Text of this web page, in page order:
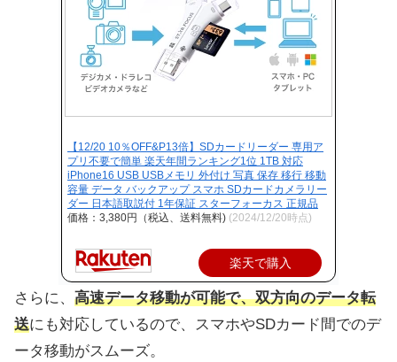
【12/20 10％OFF&P13倍】SDカードリーダー 専用ア
プリ不要で簡単 楽天年間ランキング1位 1TB 対応
iPhone16 USB USBメモリ 外付け 写真 保存 移行 移動
容量 データ バックアップ スマホ SDカードカメラリー
ダー 日本語取説付 1年保証 スターフォーカス 正規品
価格：3,380円（税込、送料無料) (2024/12/20時点)
楽天で購入
さらに、 高速データ移動が可能で、双方向のデータ転
送にも対応しているので、スマホやSDカード間でのデ
ータ移動がスムーズ。